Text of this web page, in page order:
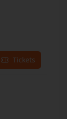
Tickets